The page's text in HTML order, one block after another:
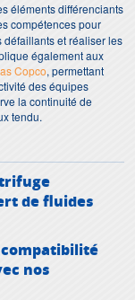
éléments différenciants
compétences pour
et réaliser les
également aux
Copco, permettant
des équipes
la continuité de
tendu.
de fluides
nos